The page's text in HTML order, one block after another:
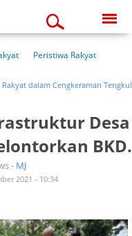
09:12:48 am
Peristiwa Rakyat
dalam Cengkeraman Tengkulak
Desa
BKD.
- MJ
2021 - 10:34